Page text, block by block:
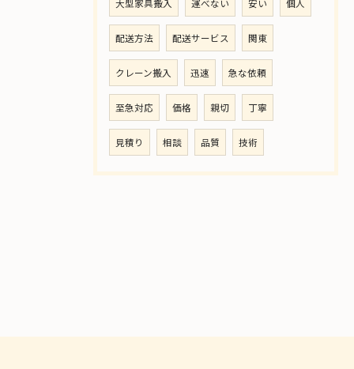
大型家具搬入 運べない 安い 個人
配送方法 配送サービス 関東
クレーン搬入 迅速 急な依頼
至急対応 価格 親切 丁寧
見積り 相談 品質 技術